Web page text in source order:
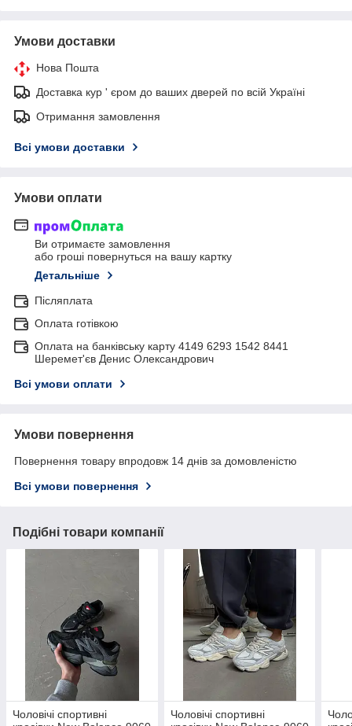
Умови доставки
Нова Пошта
Доставка кур ' єром до ваших дверей по всій Україні
Отримання замовлення
Всі умови доставки
Умови оплати
Ви отримаєте замовлення
або гроші повернуться на вашу картку
Детальніше
Післяплата
Оплата готівкою
Оплата на банківську карту 4149 6293 1542 8441
Шеремет'єв Денис Олександрович
Всі умови оплати
Умови повернення
Повернення товару впродовж 14 днів за домовленістю
Всі умови повернення
Подібні товари компанії
Чоловічі спортивні
Чоловічі спортивні